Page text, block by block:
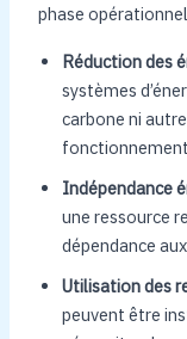
phase
Réduction des
systèmes
carbone ni
Indépendance
une ressource
dépendance
Utilisation des
peuvent être